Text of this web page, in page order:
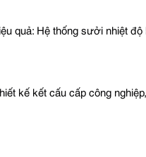
quả: Hệ thống sưởi nhiệt
kế kết cấu cấp công